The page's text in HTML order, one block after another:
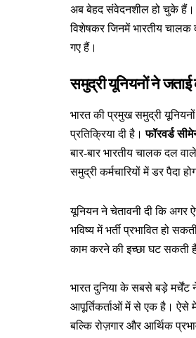
अब बेहद संवेदनशील हो चुके हैं।
विशेषकर जिनमें भारतीय
गए हैं।
समुद्री यूनियनों ने जताई
भारत की प्रमुख समुद्री
प्रतिक्रिया दी है।फॉरवर्ड
बार-बार भारतीय चालक दल
समुद्री कर्मचारियों में डर पैदा
यूनियन ने चेतावनी दी कि अगर
भविष्य में भर्ती प्रभावित हो
काम करने की इच्छा घट सकती
भारत दुनिया के सबसे बड़े मर्चेंट
आपूर्तिकर्ताओं में से एक है। ऐसे में
बल्कि रोज़गार और आर्थिक